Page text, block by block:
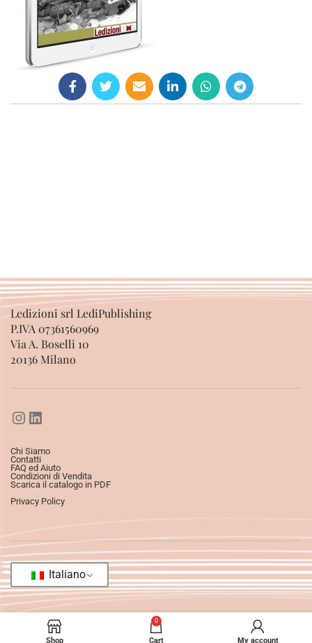
Ledizioni srl LediPublishing
P.IVA 07361560969
Via A. Boselli 10
20136 Milano
Chi Siamo
Contatti
FAQ ed Aiuto
Condizioni di Vendita
Scarica il catalogo in PDF
Privacy Policy
Italiano
Shop
0
Cart My account